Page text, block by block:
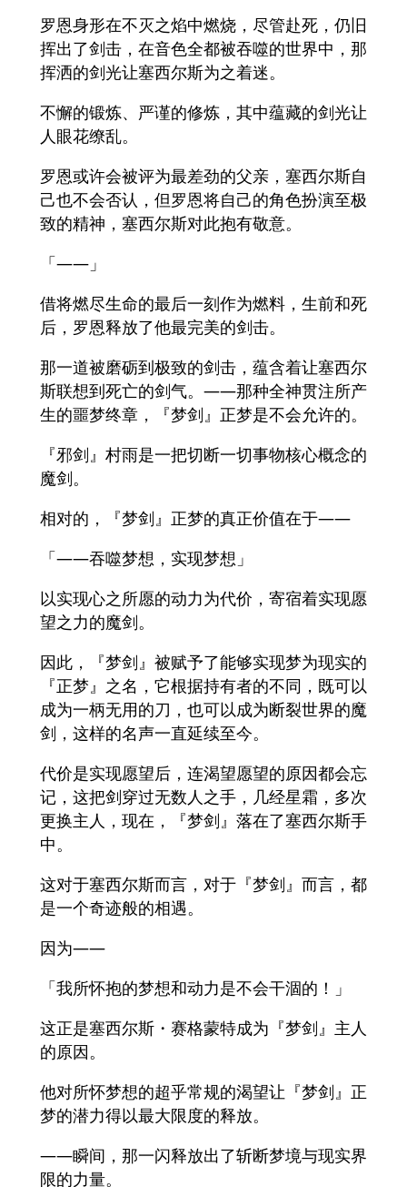
罗恩身形在不灭之焰中燃烧，尽管赴死，仍旧
挥出了剑击，在音色全都被吞噬的世界中，那
挥洒的剑光让塞西尔斯为之着迷。
不懈的锻炼、严谨的修炼，其中蕴藏的剑光让
人眼花缭乱。
罗恩或许会被评为最差劲的父亲，塞西尔斯自
己也不会否认，但罗恩将自己的角色扮演至极
致的精神，塞西尔斯对此抱有敬意。
「——」
借将燃尽生命的最后一刻作为燃料，生前和死
后，罗恩释放了他最完美的剑击。
那一道被磨砺到极致的剑击，蕴含着让塞西尔
斯联想到死亡的剑气。——那种全神贯注所产
生的噩梦终章，『梦剑』正梦是不会允许的。
『邪剑』村雨是一把切断一切事物核心概念的
魔剑。
相对的，『梦剑』正梦的真正价值在于——
「——吞噬梦想，实现梦想」
以实现心之所愿的动力为代价，寄宿着实现愿
望之力的魔剑。
因此，『梦剑』被赋予了能够实现梦为现实的
『正梦』之名，它根据持有者的不同，既可以
成为一柄无用的刀，也可以成为断裂世界的魔
剑，这样的名声一直延续至今。
代价是实现愿望后，连渴望愿望的原因都会忘
记，这把剑穿过无数人之手，几经星霜，多次
更换主人，现在，『梦剑』落在了塞西尔斯手
中。
这对于塞西尔斯而言，对于『梦剑』而言，都
是一个奇迹般的相遇。
因为——
「我所怀抱的梦想和动力是不会干涸的！」
这正是塞西尔斯・赛格蒙特成为『梦剑』主人
的原因。
他对所怀梦想的超乎常规的渴望让『梦剑』正
梦的潜力得以最大限度的释放。
——瞬间，那一闪释放出了斩断梦境与现实界
限的力量。